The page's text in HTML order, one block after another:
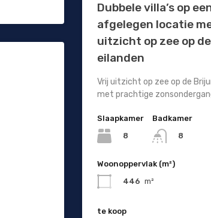
Dubbele villa’s op
afgelegen locatie
uitzicht op zee op
eilanden
Vrij uitzicht op zee op de
met prachtige
Slaapkamer
8
Badkamer
8
Woonoppervlak (m²)
446 m²
te koop